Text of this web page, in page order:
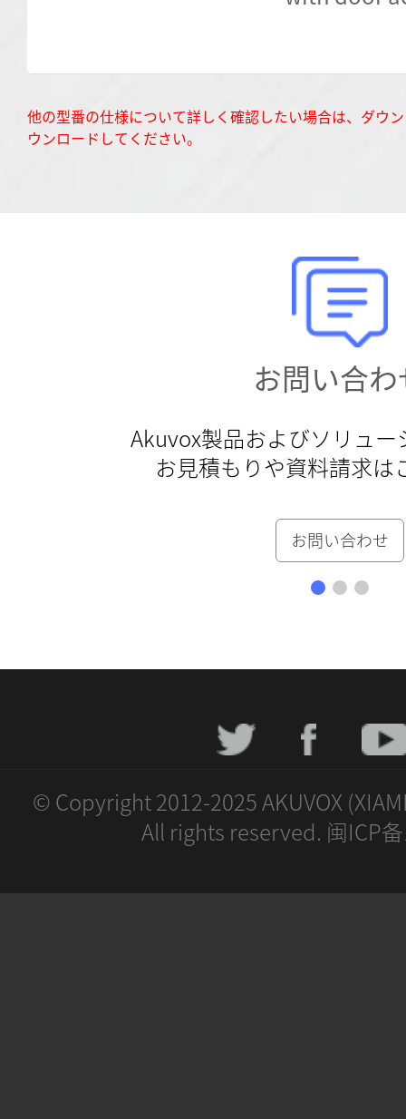
他の型番の仕様について詳しく確認したい場合は、ダウ
ウンロードしてください。
お問い合わ
Akuvox製品およびソリュー
お見積もりや資料請求は
お問い合わせ
© Copyright 2012-2025 AKUVOX
All rights reserved. 闽ICP